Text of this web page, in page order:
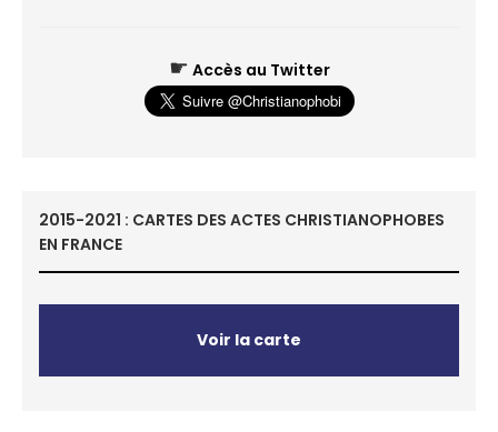
☛ Accès au Twitter
2015-2021 : CARTES DES ACTES CHRISTIANOPHOBES
EN FRANCE
Voir la carte